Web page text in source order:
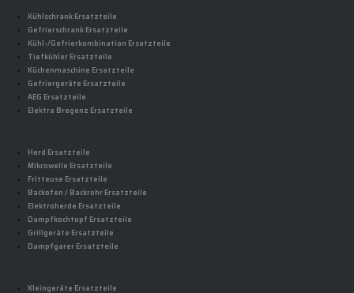
Kühlschrank Ersatzteile
Gefrierschrank Ersatzteile
Kühl-/Gefrierkombination Ersatzteile
Tiefkühler Ersatzteile
Küchenmaschine Ersatzteile
Gefriergeräte Ersatzteile
AEG Ersatzteile
Elektra Bregenz Ersatzteile
Herd Ersatzteile
Mikrowelle Ersatzteile
Fritteuse Ersatzteile
Backofen / Backrohr Ersatzteile
Elektroherde Ersatzteile
Dampfkochtopf Ersatzteile
Grillgeräte Ersatzteile
Dampfgarer Ersatzteile
Kleingeräte Ersatzteile